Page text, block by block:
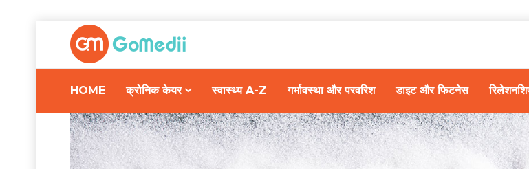
HOME क्रोनिक केयर स्वास्थ्य A-Z गर्भावस्था और परवरिश डाइट और फिटनेस